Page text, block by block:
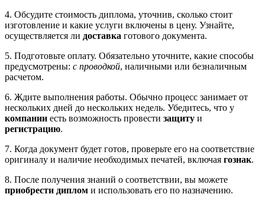
4. Обсудите стоимость диплома, уточнив, сколько стоит
изготовление и какие услуги включены в цену. Узнайте,
осуществляется ли доставка готового документа.
5. Подготовьте оплату. Обязательно уточните, какие способы
предусмотрены: с проводкой, наличными или безналичным
расчетом.
6. Ждите выполнения работы. Обычно процесс занимает от
нескольких дней до нескольких недель. Убедитесь, что у
компании есть возможность провести защиту и
регистрацию.
7. Когда документ будет готов, проверьте его на соответствие
оригиналу и наличие необходимых печатей, включая гознак.
8. После получения знаний о соответствии, вы можете
приобрести диплом и использовать его по назначению.